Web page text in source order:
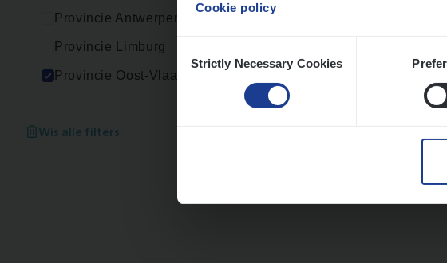
Cookie policy
Selection
Strictly Necessary Cookies
Provincie Antwerpen
Provincie Limburg
Provincie Oost-Vlaanderen
Wis alle filters